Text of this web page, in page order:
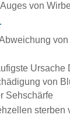
von
Ursache
von
Sehschärfe
sterben